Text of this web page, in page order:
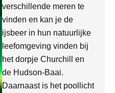
verschillende meren te
vinden en kan je de
ijsbeer in hun natuurlijke
leefomgeving vinden bij
het dorpje Churchill en
de Hudson-Baai.
Daarnaast is het poollicht